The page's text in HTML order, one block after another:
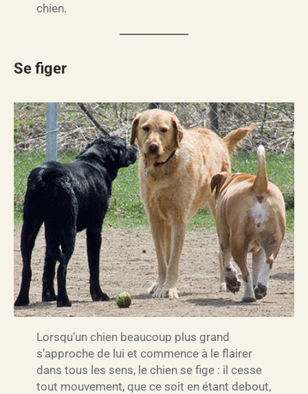
chien.
Se figer
Lorsqu’un chien beaucoup plus grand
s’approche de lui et commence à le flairer
dans tous les sens, le chien se fige : il cesse
tout mouvement, que ce soit en étant debout,